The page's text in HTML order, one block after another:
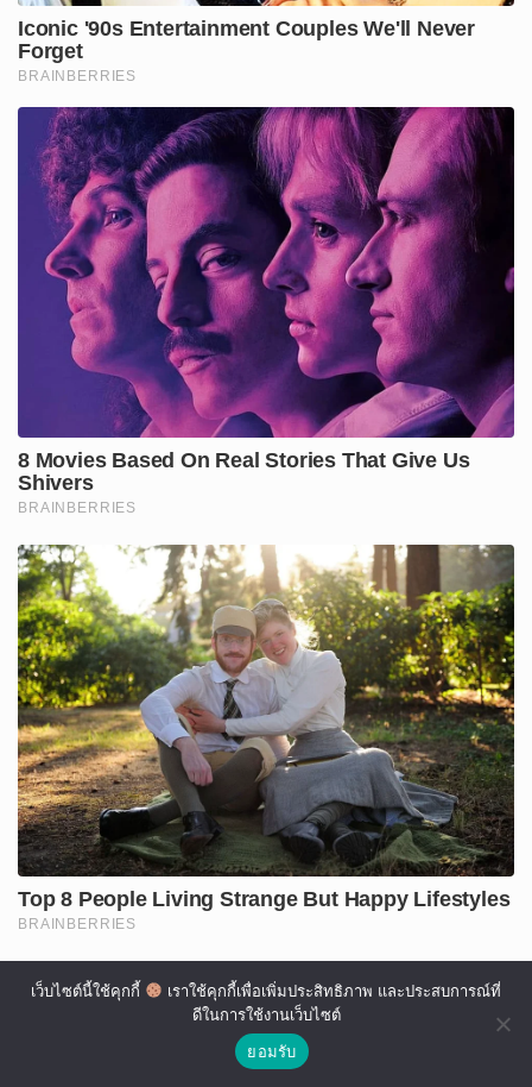
เว็บไซต์นี้ใช้คุกกี้
เราใช้คุกกี้เพื่อเพิ่มประสิทธิภาพ และประสบการณ์ที่
ดีในการใช้งานเว็บไซต์
ยอมรับ